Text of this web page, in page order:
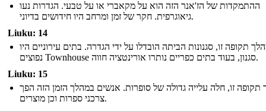
ההתמקדות של הז'אנר הזה הוא על מקאברי או על טבעי. הגדרות נעו
גיאוגרפית. חקר של זמן ומרחב היו חידושים בדיוני.
Liuku: 14
תקופה זו, סגנונות הביתה הובדלו על ידי הגדרה. בתים עירוניים היו
נפוצים Townhouse סגנון, בעוד בתים כפריים נותרו אורינטציה חווה.
Liuku: 15
תקופה זו, חלה עלייה גדולה של סופרות. אנשים במהלך הזמן הזה הפך
צרכני ספרות וכן מוצרים.